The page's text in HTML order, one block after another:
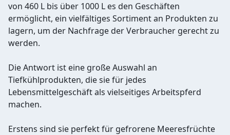
von 460 L bis über 1000 L es den Geschäften
ermöglicht, ein vielfältiges Sortiment an Produkten zu
lagern, um der Nachfrage der Verbraucher gerecht zu
werden.
Die Antwort ist eine große Auswahl an
Tiefkühlprodukten, die sie für jedes
Lebensmittelgeschäft als vielseitiges Arbeitspferd
machen.
Erstens sind sie perfekt für gefrorene Meeresfrüchte